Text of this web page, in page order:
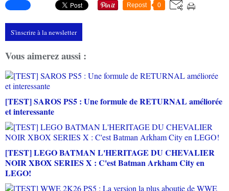
Repost 0
S'inscrire à la newsletter
Vous aimerez aussi :
[TEST] SAROS PS5 : Une formule de RETURNAL améliorée
et interessante
[TEST] LEGO BATMAN L'HERITAGE DU CHEVALIER
NOIR XBOX SERIES X : C'est Batman Arkham City en
LEGO!